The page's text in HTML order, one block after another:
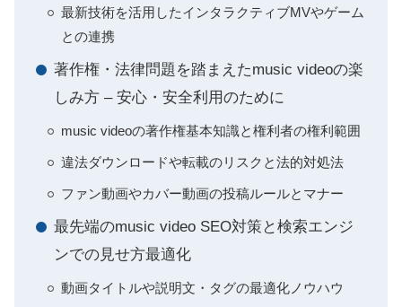
最新技術を活用したインタラクティブMVやゲーム
との連携
著作権・法律問題を踏まえたmusic videoの楽
しみ方 – 安心・安全利用のために
music videoの著作権基本知識と権利者の権利範囲
違法ダウンロードや転載のリスクと法的対処法
ファン動画やカバー動画の投稿ルールとマナー
最先端のmusic video SEO対策と検索エンジ
ンでの見せ方最適化
動画タイトルや説明文・タグの最適化ノウハウ